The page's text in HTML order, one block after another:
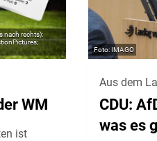
nach rechts):
WM
ist
IMAGO
Aus dem
CDU:
was es